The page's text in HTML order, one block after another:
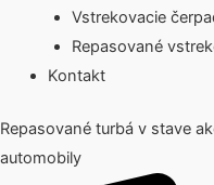
Vstrekovacie
Repasované
Kontakt
Repasované turbá v stave
automobily